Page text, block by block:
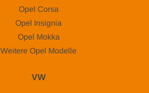
Opel Corsa
Opel Insignia
Opel Mokka
Weitere Opel Modelle
VW